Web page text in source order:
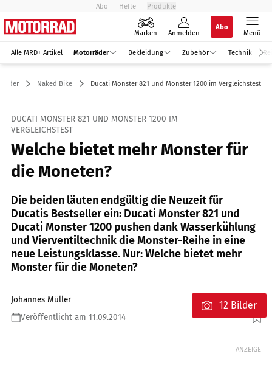
Abo Hefte Produkte
Marken Anmelden
Abo
Menü
Alle MRD+ Artikel Motorräder Bekleidung Zubehör Technik
Naked Bike Ducati Monster 821 und Monster 1200 im Vergleichstest
DUCATI MONSTER 821 UND MONSTER 1200 IM
VERGLEICHSTEST
Welche bietet mehr Monster für
die Moneten?
Die beiden läuten endgültig die Neuzeit für
Ducatis Bestseller ein: Ducati Monster 821 und
Ducati Monster 1200 pushen dank Wasserkühlung
und Vierventiltechnik die Monster-Reihe in eine
neue Leistungsklasse. Nur: Welche bietet mehr
Monster für die Moneten?
Johannes Müller
Veröffentlicht am 11.09.2014
Foto: fact
12 Bilder
ANZEIGE